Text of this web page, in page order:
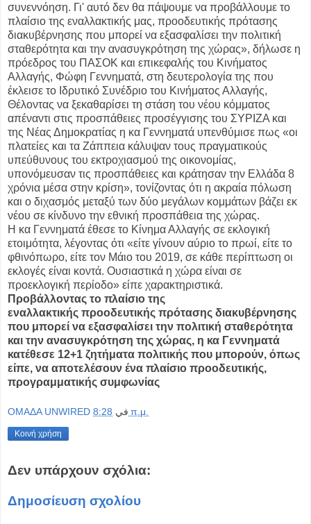
συνεννόηση. Γι' αυτό δεν θα πάψουμε να προβάλλουμε το
πλαίσιο της εναλλακτικής μας, προοδευτικής πρότασης
διακυβέρνησης που μπορεί να εξασφαλίσει την πολιτική
σταθερότητα και την ανασυγκρότηση της χώρας», δήλωσε η
πρόεδρος του ΠΑΣΟΚ και επικεφαλής του Κινήματος
Αλλαγής, Φώφη Γεννηματά, στη δευτερολογία της που
έκλεισε το Ιδρυτικό Συνέδριο του Κινήματος Αλλαγής,
Θέλοντας να ξεκαθαρίσει τη στάση του νέου κόμματος
απέναντι στις προσπάθειες προσέγγισης του ΣΥΡΙΖΑ και
της Νέας Δημοκρατίας η κα Γεννηματά υπενθύμισε πως «οι
πλατείες και τα Ζάππεια κάλυψαν τους πραγματικούς
υπεύθυνους του εκτροχιασμού της οικονομίας,
υπονόμευσαν τις προσπάθειες και κράτησαν την Ελλάδα 8
χρόνια μέσα στην κρίση», τονίζοντας ότι η ακραία πόλωση
και ο διχασμός μεταξύ των δύο μεγάλων κομμάτων βάζει εκ
νέου σε κίνδυνο την εθνική προσπάθεια της χώρας.
Η κα Γεννηματά έθεσε το Κίνημα Αλλαγής σε εκλογική
ετοιμότητα, λέγοντας ότι «είτε γίνουν αύριο το πρωί, είτε το
φθινόπωρο, είτε τον Μάιο του 2019, σε κάθε περίπτωση οι
εκλογές είναι κοντά. Ουσιαστικά η χώρα είναι σε
προεκλογική περίοδο» είπε χαρακτηριστικά.
Προβάλλοντας το πλαίσιο της
εναλλακτικής προοδευτικής πρότασης διακυβέρνησης
που μπορεί να εξασφαλίσει την πολιτική σταθερότητα
και την ανασυγκρότηση της χώρας, η κα Γεννηματά
κατέθεσε 12+1 ζητήματα πολιτικής που μπορούν, όπως
είπε, να αποτελέσουν ένα πλαίσιο προοδευτικής,
προγραμματικής συμφωνίας
OMAΔΑ UNWIRED في 8:28 π.μ.
Κοινή χρήση
Δεν υπάρχουν σχόλια:
Δημοσίευση σχολίου